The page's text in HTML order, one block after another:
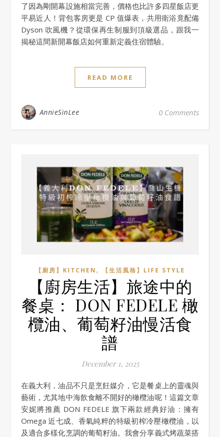
了因為剛開幕設施相當完善，價格也比許多四星飯店更
平易近人！背包客房更是 CP 值爆表，共用衛浴竟配備
Dyson 吹風機？從環保再生制服到頂級選品，跟我一
揭秘這間新開幕飯店如何重新定義住宿體驗。
READ MORE
AnnieSinLee 0 Comments
【廚房】KITCHEN , 【生活風格】LIFE STYLE
【廚房生活】旅途中的
餐桌： DON FEDELE 橄
欖油、葡萄籽油慢活食
譜
December 1, 2025
在義大利，油品不只是烹飪媒介，它是餐桌上的靈魂與
藝術，尤其地中海飲食離不開好的橄欖油呢！這篇文章
安妮將推薦 DON FEDELE 旗下兩款經典好油：擁有
Omega 近七成、香氣純粹的特級初榨冷壓橄欖油，以
及適合多樣化烹調的葡萄籽油。我會分享義式烤蔬菜搭